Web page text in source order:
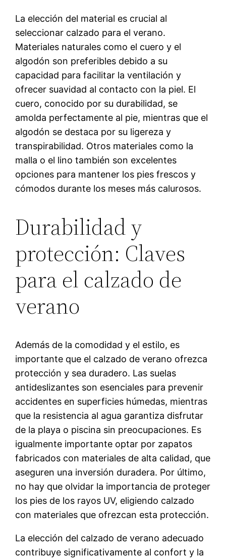
La elección del material es crucial al
seleccionar calzado para el verano.
Materiales naturales como el cuero y el
algodón son preferibles debido a su
capacidad para facilitar la ventilación y
ofrecer suavidad al contacto con la piel. El
cuero, conocido por su durabilidad, se
amolda perfectamente al pie, mientras que el
algodón se destaca por su ligereza y
transpirabilidad. Otros materiales como la
malla o el lino también son excelentes
opciones para mantener los pies frescos y
cómodos durante los meses más calurosos.
Durabilidad y
protección: Claves
para el calzado de
verano
Además de la comodidad y el estilo, es
importante que el calzado de verano ofrezca
protección y sea duradero. Las suelas
antideslizantes son esenciales para prevenir
accidentes en superficies húmedas, mientras
que la resistencia al agua garantiza disfrutar
de la playa o piscina sin preocupaciones. Es
igualmente importante optar por zapatos
fabricados con materiales de alta calidad, que
aseguren una inversión duradera. Por último,
no hay que olvidar la importancia de proteger
los pies de los rayos UV, eligiendo calzado
con materiales que ofrezcan esta protección.
La elección del calzado de verano adecuado
contribuye significativamente al confort y la